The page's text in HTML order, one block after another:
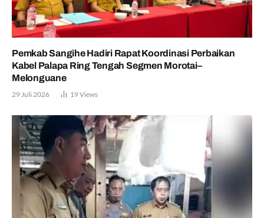
Pemkab Sangihe Hadiri Rapat Koordinasi Perbaikan
Kabel Palapa Ring Tengah Segmen Morotai–
Melonguane
29 Juli 2026 19Views